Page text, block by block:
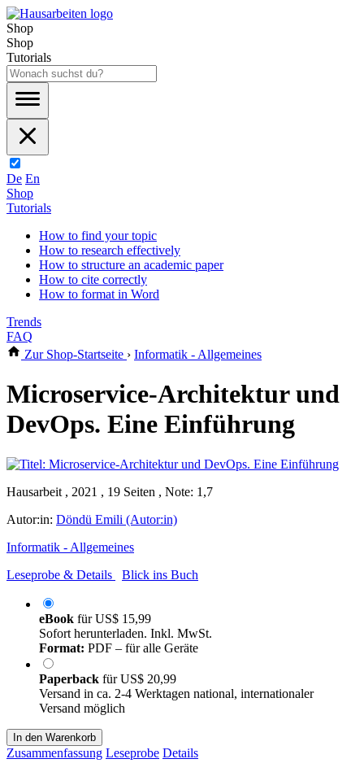
Shop
Shop
Tutorials
De En
Shop
Tutorials
How to find your topic
How to research effectively
How to structure an academic paper
How to cite correctly
How to format in Word
Trends
FAQ
Zur Shop-Startseite › Informatik - Allgemeines
Microservice-Architektur und
DevOps. Eine Einführung
Hausarbeit , 2021 , 19 Seiten , Note: 1,7
Autor:in: Döndü Emili (Autor:in)
Informatik - Allgemeines
Leseprobe & Details
Blick ins Buch
eBook fürUS$ 15,99
Sofort herunterladen. Inkl. MwSt.
Format: PDF – für alle Geräte
Paperback fürUS$ 20,99
Versand in ca. 2-4 Werktagen national, internationaler
Versand möglich
In den Warenkorb
Zusammenfassung Leseprobe Details